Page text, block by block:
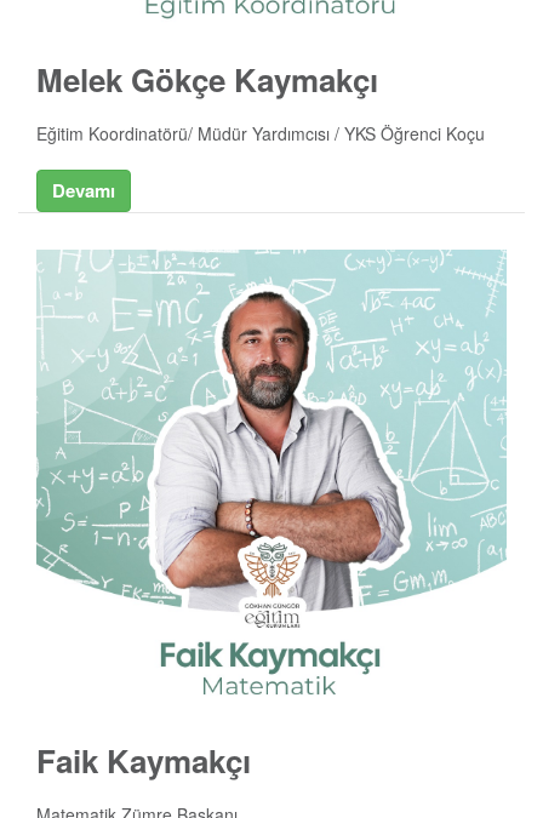
Melek Gökçe Kaymakçı
Eğitim Koordinatörü/ Müdür Yardımcısı / YKS Öğrenci Koçu
Devamı
Faik Kaymakçı